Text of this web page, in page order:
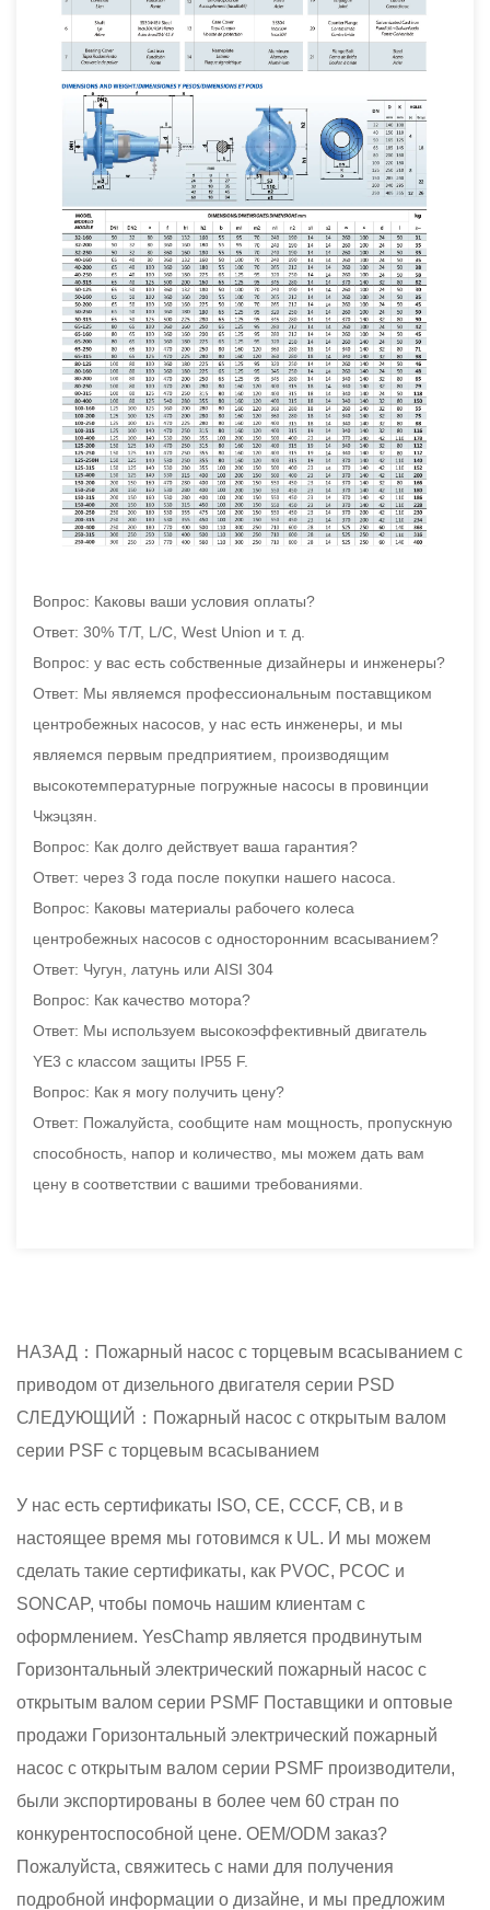
Вопрос: Каковы ваши условия оплаты?
Ответ: 30% T/T, L/C, West Union и т. д.
Вопрос: у вас есть собственные дизайнеры и инженеры?
Ответ: Мы являемся профессиональным поставщиком
центробежных насосов, у нас есть инженеры, и мы
являемся первым предприятием, производящим
высокотемпературные погружные насосы в провинции
Чжэцзян.
Вопрос: Как долго действует ваша гарантия?
Ответ: через 3 года после покупки нашего насоса.
Вопрос: Каковы материалы рабочего колеса
центробежных насосов с односторонним всасыванием?
Ответ: Чугун, латунь или AISI 304
Вопрос: Как качество мотора?
Ответ: Мы используем высокоэффективный двигатель
YE3 с классом защиты IP55 F.
Вопрос: Как я могу получить цену?
Ответ: Пожалуйста, сообщите нам мощность, пропускную
способность, напор и количество, мы можем дать вам
цену в соответствии с вашими требованиями.
НАЗАД：Пожарный насос с торцевым всасыванием с
приводом от дизельного двигателя серии PSD
СЛЕДУЮЩИЙ：Пожарный насос с открытым валом
серии PSF с торцевым всасыванием
У нас есть сертификаты ISO, CE, CCCF, CB, и в
настоящее время мы готовимся к UL. И мы можем
сделать такие сертификаты, как PVOC, PCOC и
SONCAP, чтобы помочь нашим клиентам с
оформлением. YesChamp является продвинутым
Горизонтальный электрический пожарный насос с
открытым валом серии PSMF Поставщики и оптовые
продажи Горизонтальный электрический пожарный
насос с открытым валом серии PSMF производители,
были экспортированы в более чем 60 стран по
конкурентоспособной цене. OEM/ODM заказ?
Пожалуйста, свяжитесь с нами для получения
подробной информации о дизайне, и мы предложим